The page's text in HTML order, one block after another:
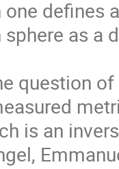
defines
sphere as a
question
is an